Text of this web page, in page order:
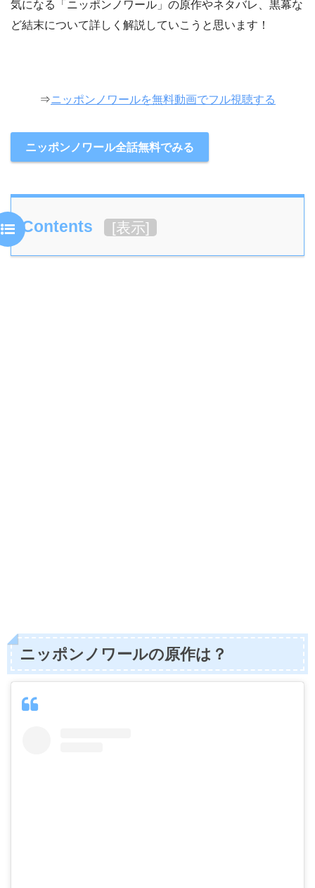
気になる「ニッポンノワール」の原作やネタバレ、黒幕な
ど結末について詳しく解説していこうと思います！
⇒ニッポンノワールを無料動画でフル視聴する
ニッポンノワール全話無料でみる
Contents [表示]
ニッポンノワールの原作は？